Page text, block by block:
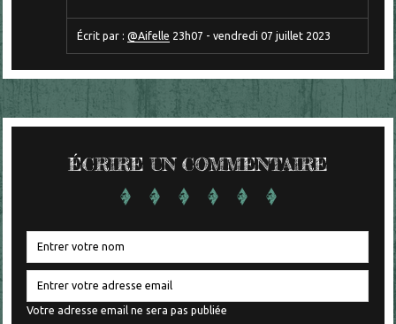
Écrit par :@Aifelle 23h07 -vendredi 07 juillet 2023
ÉCRIRE UN COMMENTAIRE
Votre adresse email ne sera pas publiée